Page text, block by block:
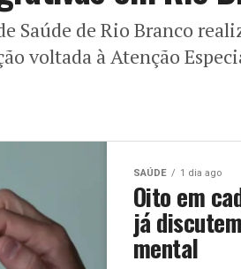
Saúde de Rio Branco
voltada à Atenção
SAÚDE 1 dia ago
Oito em
já
mental